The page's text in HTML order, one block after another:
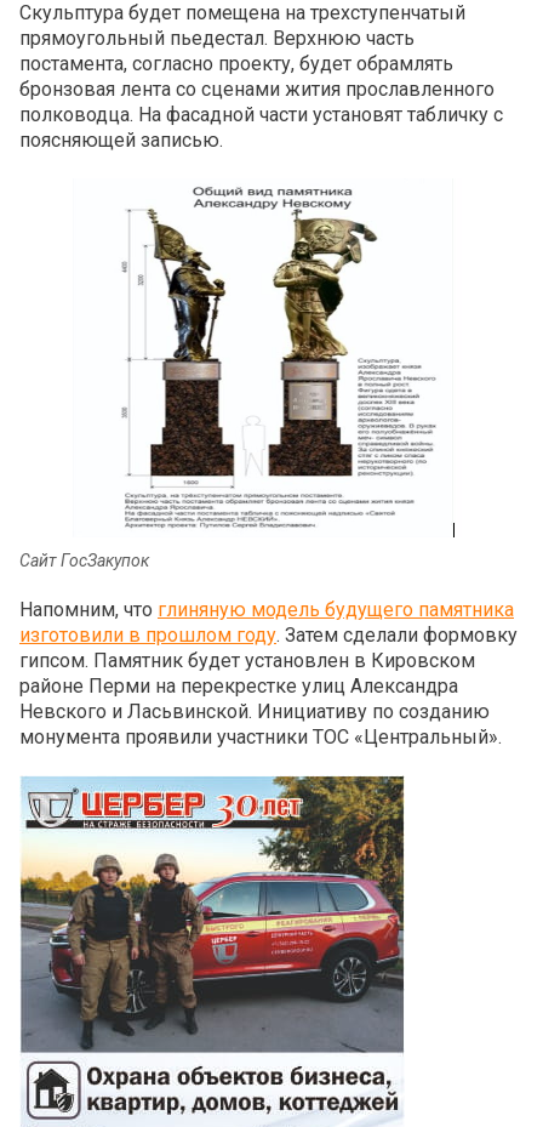
Скульптура будет помещена на трехступенчатый
прямоугольный пьедестал. Верхнюю часть
постамента, согласно проекту, будет обрамлять
бронзовая лента со сценами жития прославленного
полководца. На фасадной части установят табличку с
поясняющей записью.
Сайт ГосЗакупок
Напомним, что глиняную модель будущего памятника
изготовили в прошлом году. Затем сделали формовку
гипсом. Памятник будет установлен в Кировском
районе Перми на перекрестке улиц Александра
Невского и Ласьвинской. Инициативу по созданию
монумента проявили участники ТОС «Центральный».